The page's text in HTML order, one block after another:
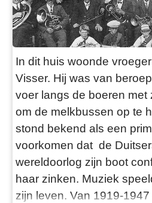
In dit huis woonde
Visser. Hij was van
voer langs de boeren met
om de melkbussen op te
stond bekend als een
voorkomen dat de
wereldoorlog zijn boot
haar zinken. Muziek
zijn leven. Van 1919-